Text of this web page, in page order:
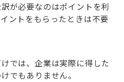
が必要なのはポイントを利
ントをもらったときは不要
では、企業は実際に得した
でもありません。